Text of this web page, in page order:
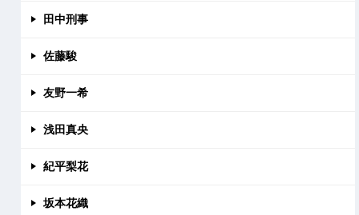
田中刑事
佐藤駿
友野一希
浅田真央
紀平梨花
坂本花織